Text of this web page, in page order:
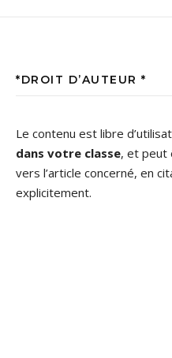
*DROIT D’AUTEUR *
Le contenu est libre
dans votre classe, et peut
vers l’article concerné, en
explicitement.